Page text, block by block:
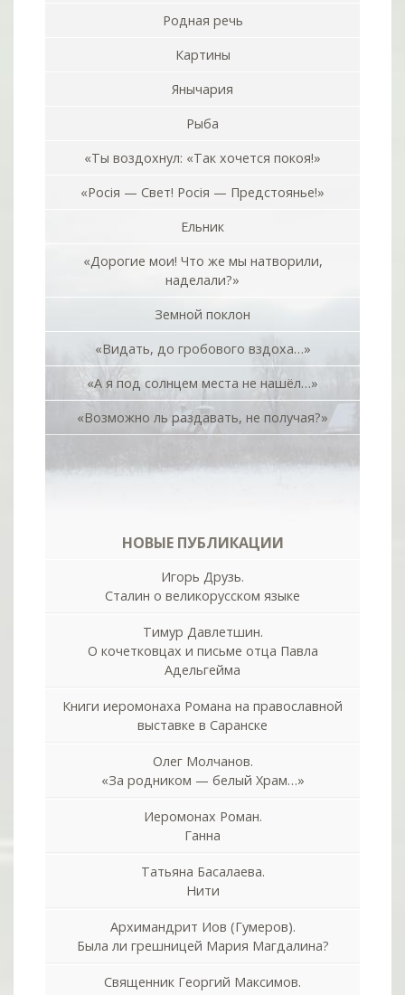
Родная речь
Картины
Янычария
Рыба
«Ты воздохнул: «Так хочется покоя!»
«Росiя — Свет! Росiя — Предстоянье!»
Ельник
«Дорогие мои! Что же мы натворили,
наделали?»
Земной поклон
«Видать, до гробового вздоха…»
«А я под солнцем места не нашёл…»
«Возможно ль раздавать, не получая?»
НОВЫЕ ПУБЛИКАЦИИ
Игорь Друзь.
Сталин о великорусском языке
Тимур Давлетшин.
О кочетковцах и письме отца Павла
Адельгейма
Книги иеромонаха Романа на православной
выставке в Саранске
Олег Молчанов.
«За родником — белый Храм…»
Иеромонах Роман.
Ганна
Татьяна Басалаева.
Нити
Архимандрит Иов (Гумеров).
Была ли грешницей Мария Магдалина?
Священник Георгий Максимов.